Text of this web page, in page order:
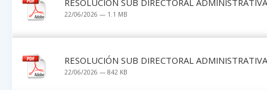
22/06/2026 — 1.1 MB
RESOLUCIÓN SUB DIRECTORAL
22/06/2026 — 842 KB